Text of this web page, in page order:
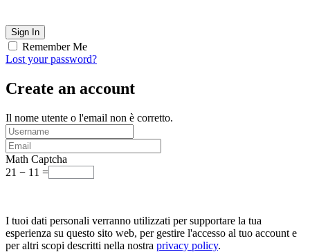
Remember Me
Lost your password?
Create an account
Il nome utente o l'email non è corretto.
Math Captcha
21 − 11 =
I tuoi dati personali verranno utilizzati per supportare la tua
esperienza su questo sito web, per gestire l'accesso al tuo account e
per altri scopi descritti nella nostra privacy policy.